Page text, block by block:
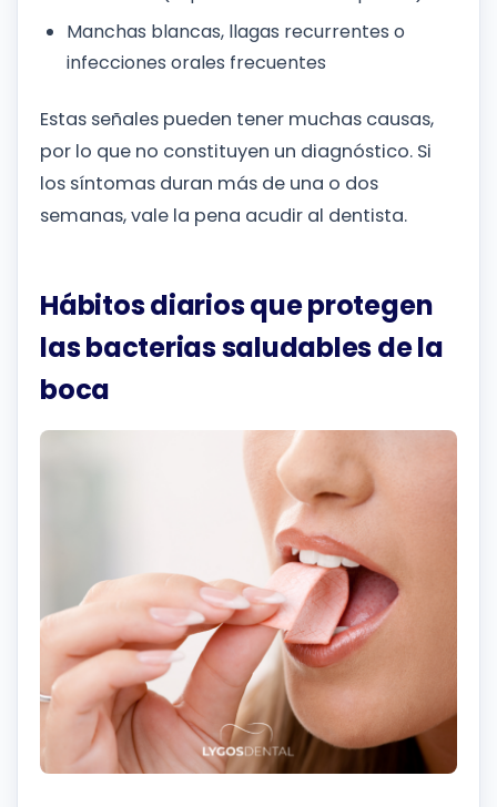
Manchas blancas, llagas recurrentes o
infecciones orales frecuentes
Estas señales pueden tener muchas causas,
por lo que no constituyen un diagnóstico. Si
los síntomas duran más de una o dos
semanas, vale la pena acudir al dentista.
Hábitos diarios que protegen
las bacterias saludables de la
boca